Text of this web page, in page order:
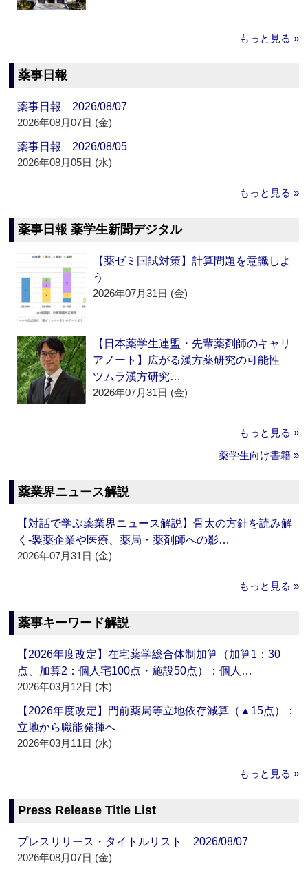
もっと見る »
薬事日報
薬事日報 2026/08/07
2026年08月07日 (金)
薬事日報 2026/08/05
2026年08月05日 (水)
もっと見る »
薬事日報 薬学生新聞デジタル
【薬ゼミ国試対策】計算問題を意識しよ
う
2026年07月31日 (金)
【日本薬学生連盟・先輩薬剤師のキャリ
アノート】広がる漢方薬研究の可能性
ツムラ漢方研究…
2026年07月31日 (金)
もっと見る »
薬学生向け書籍 »
薬業界ニュース解説
【対話で学ぶ薬業界ニュース解説】骨太の方針を読み解
く‐製薬企業や医療、薬局・薬剤師への影…
2026年07月31日 (金)
もっと見る »
薬事キーワード解説
【2026年度改定】在宅薬学総合体制加算（加算1：30
点、加算2：個人宅100点・施設50点）：個人…
2026年03月12日 (木)
【2026年度改定】門前薬局等立地依存減算（▲15点）：
立地から職能発揮へ
2026年03月11日 (水)
もっと見る »
Press Release Title List
プレスリリース・タイトルリスト 2026/08/07
2026年08月07日 (金)